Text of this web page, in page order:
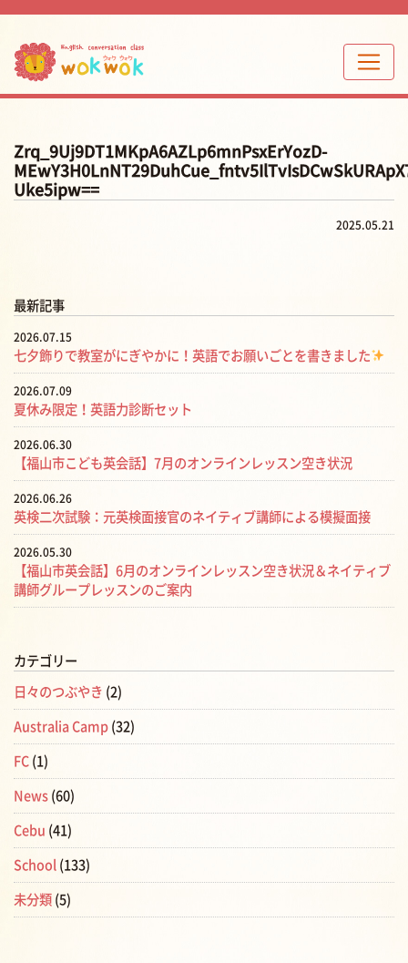
Zrq_9Uj9DT1MKpA6AZLp6mnPsxErYozD-
Uke5ipw==
2025.05.21
最新記事
2026.07.15
七夕飾りで教室がにぎやかに！英語でお願いごとを書きました
2026.07.09
夏休み限定！英語力診断セット
2026.06.30
【福山市こども英会話】7月のオンラインレッスン空き状況
2026.06.26
英検二次試験：元英検面接官のネイティブ講師による模擬面接
2026.05.30
【福山市英会話】6月のオンラインレッスン空き状況＆ネイティブ
講師グループレッスンのご案内
カテゴリー
日々のつぶやき (2)
Australia Camp (32)
FC (1)
News (60)
Cebu (41)
School (133)
未分類 (5)